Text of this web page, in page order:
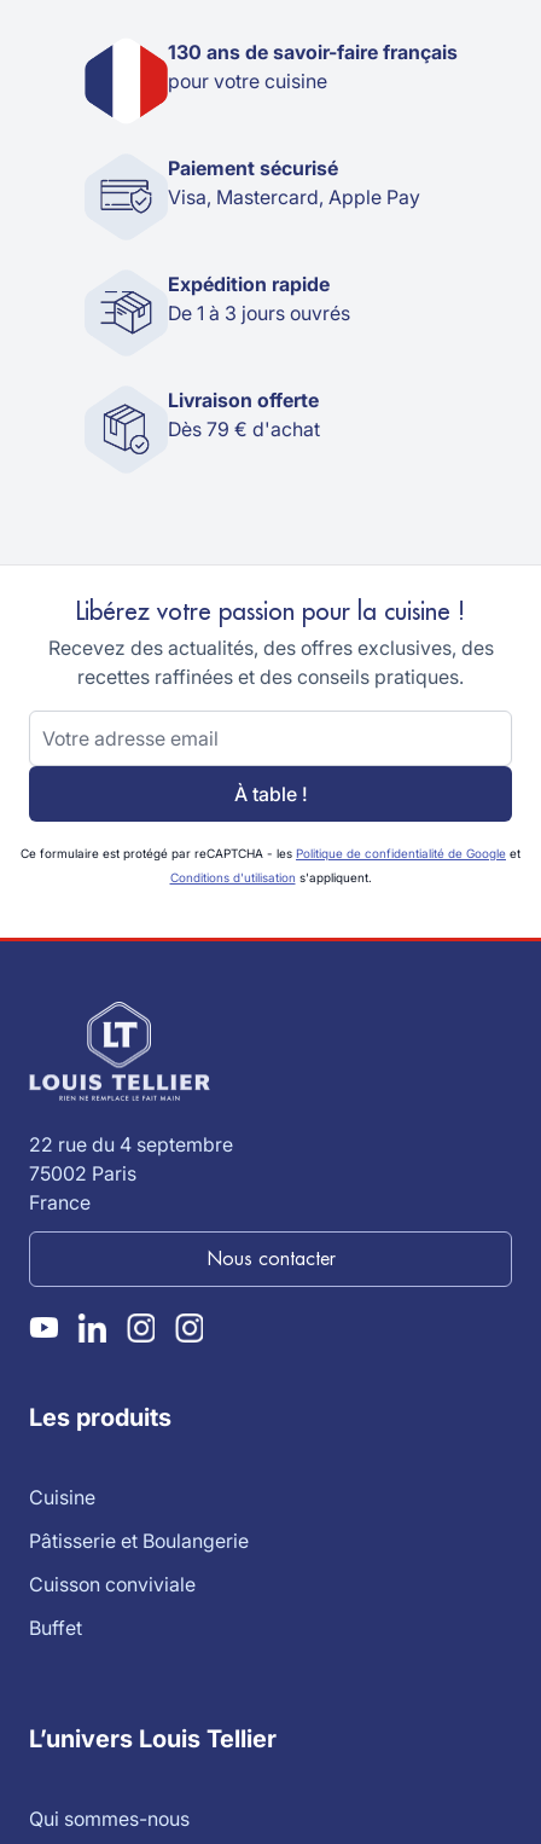
130 ans de savoir-faire français
pour votre cuisine
Paiement sécurisé
Visa, Mastercard, Apple Pay
Expédition rapide
De 1 à 3 jours ouvrés
Livraison offerte
Dès 79 € d'achat
Libérez votre passion pour la cuisine !
Recevez des actualités, des offres exclusives, des
recettes raffinées et des conseils pratiques.
Adresse email
À table !
Ce formulaire est protégé par reCAPTCHA - les Politique de confidentialité de Google et
Conditions d'utilisation s'appliquent.
22 rue du 4 septembre
75002 Paris
France
Nous contacter
Les produits
Cuisine
Pâtisserie et Boulangerie
Cuisson conviviale
Buffet
L’univers Louis Tellier
Qui sommes-nous